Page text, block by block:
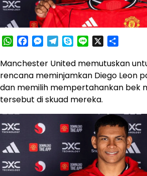
WhatsApp
Facebook
Messenger
Telegram
SkypeLine
Manchester United memutuskan
rencana meminjamkan Diego Leon
dan memilih mempertahankan bek
tersebut di skuad mereka.